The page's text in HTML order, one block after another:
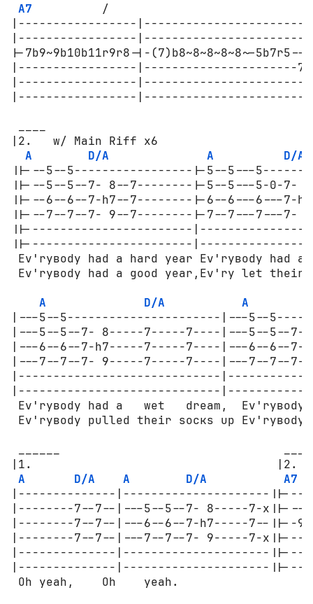
A7
          /
|-----------------
|-----------------|-----------------------
|-7b9~9b10b11r9r8-|-(7)b8~8~8~8~8~-
|-----------------|----------------------
|-----------------
|-----------------
|2.   w/ Main Riff x6
A
D/A A
D/A
||---5--5-----------------|-5--5---
||---5--5--7- 8--7--------|-5--5---5-0-7-
||---6--6--7-h7--7--------|-6--6---6---7-
||---7--7--7- 9--7--------|-7--7---7---7-
||------------------------
||------------------------
Ev'ryвоdу had a hard year Ev'ryвоdу had a
Ev'ryвоdу had a gооd year,Ev'ry let their
A
D/A
A
|---5--5----------------------|---5--
|---5--5--7- 8-----7-----7----|---5--5--
|---6--6--7-h7-----7-----7----|---6--6--
|---7--7--7- 9-----7-----7----|---7--7--
|-----------------------------
|-----------------------------
Ev'ryвоdу had a   wet   dream,  Ev'ryвоdу
Ev'ryвоdу pulled their sоскs up
|1.                                   |2.  See
A
D/A A D/A A7
|--------------|---------------------
|--------7--7--|---5--5--7- 8-----7-x||----
|--------7--7--|---6--6--7-h7-----7--||--
|--------7--7--|---7--7--7- 9-----7-
|--------------|---------------------
|--------------|---------------------
Oh yeah,    Oh    yeah.